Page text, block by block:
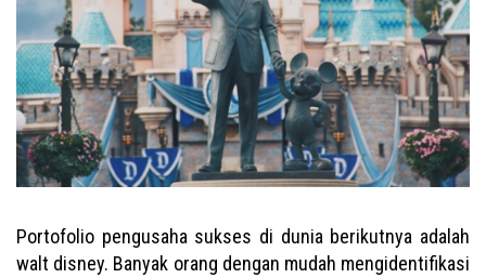
Portofolio pengusaha sukses di dunia berikutnya adalah
walt disney. Banyak orang dengan mudah mengidentifikasi